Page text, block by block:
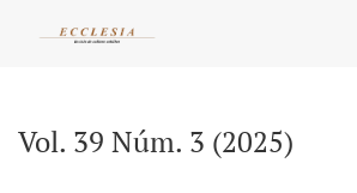
Vol. 39 Núm. 3 (2025): Identidad,
Vol. 39 Núm. 3 (2025)